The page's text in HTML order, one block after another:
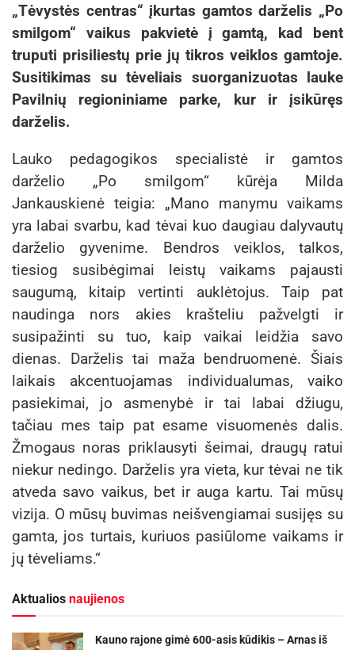
„Tėvystės centras“ įkurtas gamtos darželis „Po
smilgom“ vaikus pakvietė į gamtą, kad bent
truputi prisiliestų prie jų tikros veiklos gamtoje.
Susitikimas su tėveliais suorganizuotas lauke
Pavilnių regioniniame parke, kur ir įsikūręs
darželis.
Lauko pedagogikos specialistė ir gamtos
darželio „Po smilgom“ kūrėja Milda
Jankauskienė teigia: „Mano manymu vaikams
yra labai svarbu, kad tėvai kuo daugiau dalyvautų
darželio gyvenime. Bendros veiklos, talkos,
tiesiog susibėgimai leistų vaikams pajausti
saugumą, kitaip vertinti auklėtojus. Taip pat
naudinga nors akies krašteliu pažvelgti ir
susipažinti su tuo, kaip vaikai leidžia savo
dienas. Darželis tai maža bendruomenė. Šiais
laikais akcentuojamas individualumas, vaiko
pasiekimai, jo asmenybė ir tai labai džiugu,
tačiau mes taip pat esame visuomenės dalis.
Žmogaus noras priklausyti šeimai, draugų ratui
niekur nedingo. Darželis yra vieta, kur tėvai ne tik
atveda savo vaikus, bet ir auga kartu. Tai mūsų
vizija. O mūsų buvimas neišvengiamai susijęs su
gamta, jos turtais, kuriuos pasiūlome vaikams ir
jų tėveliams.“
Aktualios naujienos
Kauno rajone gimė 600-asis kūdikis – Arnas iš